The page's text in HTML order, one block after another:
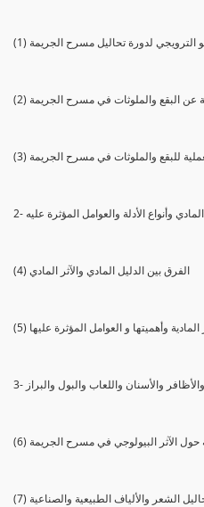
الترويجي لدورة تحاليل مسرح الجريمة
عن البقع والملوثات في مسرح الجريمة
للبقع والملوثات في مسرح الجريمة
وأنواع الأدلة والعوامل المؤثرة عليه
(4) الفرق بين الدليل المادي والآثر المادي
المادية وأهميتها و العوامل المؤثرة عليها
والأظافر والأسنان واللعاب والبول والبراز
حول الآثر البيولوجي في مسرح الجريمة
تحاليل الشعر والألياف الطبيعية والصناعية